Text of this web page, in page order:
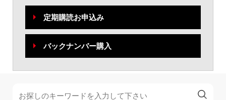
定期購読お申込み
バックナンバー購入